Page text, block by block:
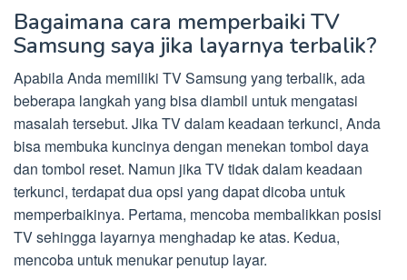
Bagaimana cara memperbaiki TV
Samsung saya jika layarnya terbalik?
Apabila Anda memiliki TV Samsung yang terbalik, ada
beberapa langkah yang bisa diambil untuk mengatasi
masalah tersebut. Jika TV dalam keadaan terkunci, Anda
bisa membuka kuncinya dengan menekan tombol daya
dan tombol reset. Namun jika TV tidak dalam keadaan
terkunci, terdapat dua opsi yang dapat dicoba untuk
memperbaikinya. Pertama, mencoba membalikkan posisi
TV sehingga layarnya menghadap ke atas. Kedua,
mencoba untuk menukar penutup layar.